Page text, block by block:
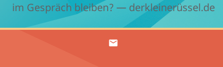
im Gespräch bleiben? — derkleinerüssel.de